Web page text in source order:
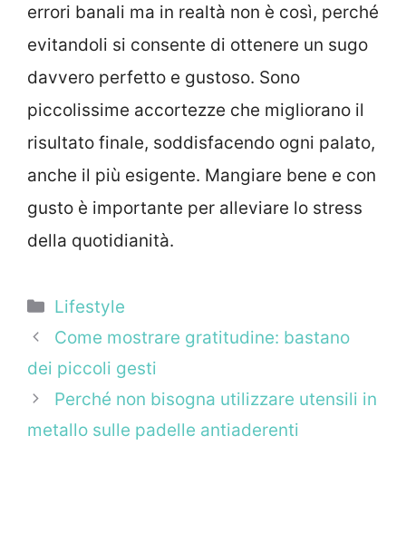
errori banali ma in realtà non è così, perché
evitandoli si consente di ottenere un sugo
davvero perfetto e gustoso. Sono
piccolissime accortezze che migliorano il
risultato finale, soddisfacendo ogni palato,
anche il più esigente. Mangiare bene e con
gusto è importante per alleviare lo stress
della quotidianità.
Categorie
Lifestyle
Come mostrare gratitudine: bastano
dei piccoli gesti
Perché non bisogna utilizzare utensili in
metallo sulle padelle antiaderenti